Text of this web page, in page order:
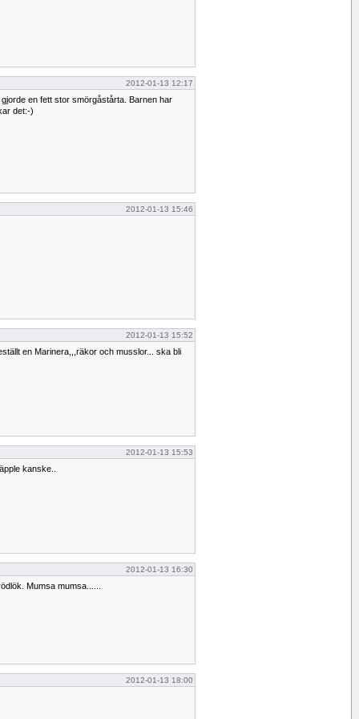
2012-01-13 12:17
en fett stor smörgåstårta. Barnen har
det:-)
2012-01-13 15:46
2012-01-13 15:52
en Marinera,,,räkor och musslor... ska bli
2012-01-13 15:53
kanske..
2012-01-13 16:30
Mumsa mumsa......
2012-01-13 18:00